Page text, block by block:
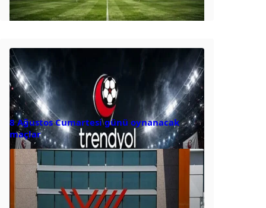
8 Ağustos Cumartesi günü oynanacak
maçlar